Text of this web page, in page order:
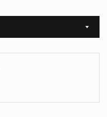
Sort